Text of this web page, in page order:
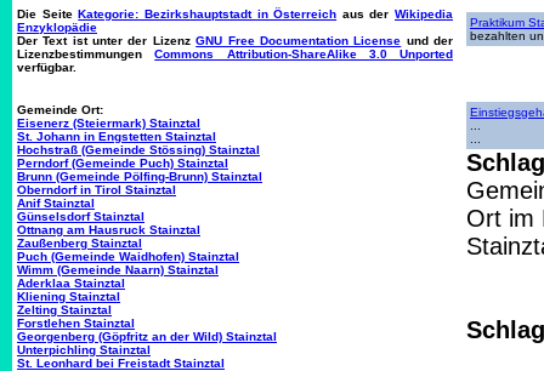
Die SeiteKategorie: Bezirkshauptstadt in Österreich aus der Wikipedia
Enzyklopädie
Der Text ist unter der LizenzGNU Free Documentation License und der
LizenzbestimmungenCommons Attribution-ShareAlike 3.0 Unported
verfügbar.
Gemeinde Ort:
Eisenerz (Steiermark) Stainztal
St. Johann in Engstetten Stainztal
Hochstraß (Gemeinde Stössing) Stainztal
Perndorf (Gemeinde Puch) Stainztal
Brunn (Gemeinde Pölfing-Brunn) Stainztal
Oberndorf in Tirol Stainztal
Anif Stainztal
Günselsdorf Stainztal
Ottnang am Hausruck Stainztal
Zaußenberg Stainztal
Puch (Gemeinde Waidhofen) Stainztal
Wimm (Gemeinde Naarn) Stainztal
Aderklaa Stainztal
Kliening Stainztal
Zelting Stainztal
Forstlehen Stainztal
Georgenberg (Göpfritz an der Wild) Stainztal
Unterpichling Stainztal
St. Leonhard bei Freistadt Stainztal
Praktikum
bezahlten
Ort im